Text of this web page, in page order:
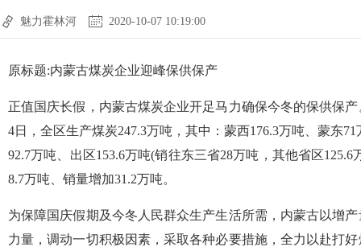
魅力霍林河 2020-10-07 10:19:00
原标题:内蒙古煤炭企业迎峰保供保产
正值国庆长假，内蒙古煤炭企业开足马力确保今冬的保供保
4日，全区生产煤炭247.3万吨，其中：蒙西176.3万吨、蒙东
92.7万吨、出区153.6万吨(销往东三省28万吨，其他省区
8.7万吨、销量增加31.2万吨。
为保障国庆假期及今冬人民群众生产生活所需，内蒙古以增
力量，调动一切积极因素，采取各种必要措施，全力以赴打